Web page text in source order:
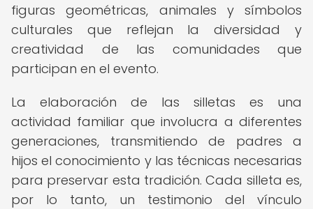
figuras geométricas, animales y símbolos
culturales que reflejan la diversidad y
creatividad de las comunidades que
participan en el evento.
La elaboración de las silletas es una
actividad familiar que involucra a diferentes
generaciones, transmitiendo de padres a
hijos el conocimiento y las técnicas necesarias
para preservar esta tradición. Cada silleta es,
por lo tanto, un testimonio del vínculo